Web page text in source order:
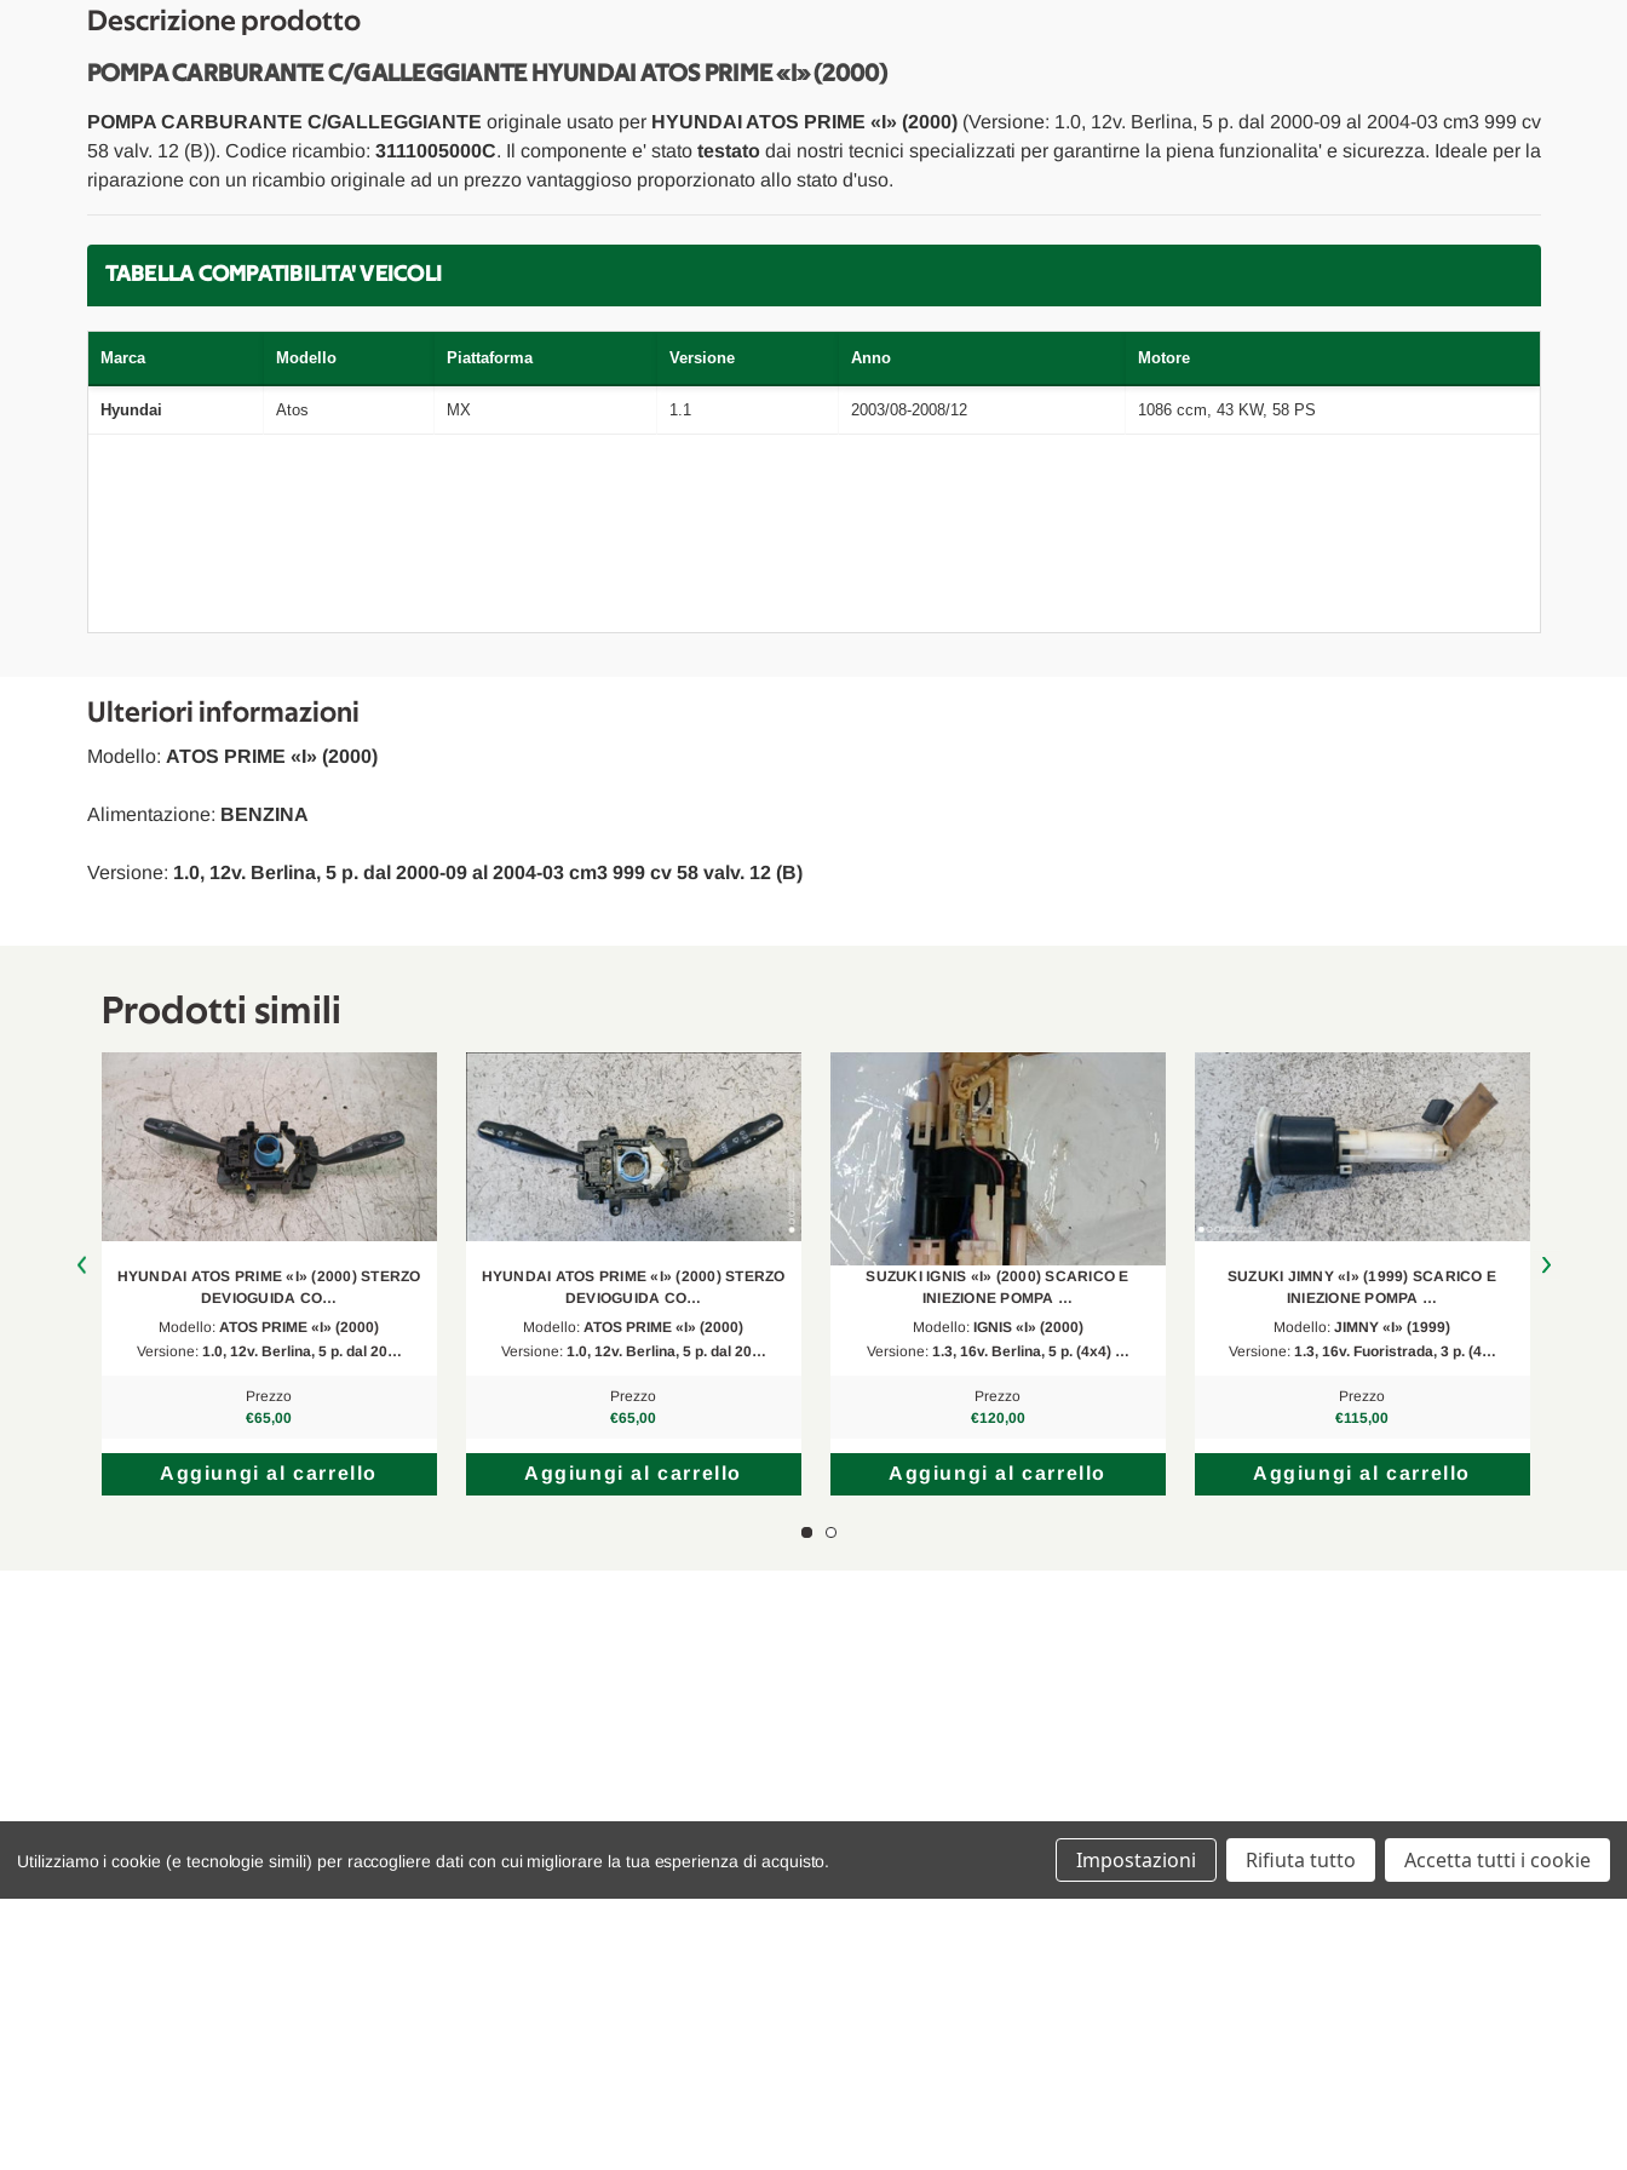
CARBURANTE
C/GALLEGGIANTE
USATO
Da
2000
A
2004
USATO
Da
2000
A
Descrizione prodotto
POMPA CARBURANTE C/GALLEGGIANTE HYUNDAI ATOS PRIME «I» (2000)
POMPA CARBURANTE C/GALLEGGIANTE originale usato per HYUNDAI ATOS PRIME «I» (2000)(Versione: 1.0, 12v. Berlina, 5 p. dal 2000-09 al 2004-03 cm3 999 cv
58 valv. 12 (B)). Codice ricambio: 3111005000C. Il componente e' stato testatodai nostri tecnici specializzati per garantirne la piena funzionalita' e sicurezza. Ideale per la
riparazione con un ricambio originale ad un prezzo vantaggioso proporzionato allo stato d'uso.
TABELLA COMPATIBILITA' VEICOLI
Marca Modello Piattaforma Versione Anno Motore
Hyundai Atos MX 1.1 2003/08-2008/12 1086 ccm, 43 KW, 58 PS
Ulteriori informazioni
Modello: ATOS PRIME «I» (2000)
Versione: 1.0, 12v. Berlina, 5 p. dal 2000-09 al 2004-03 cm3 999 cv 58 valv. 12 (B)
Alimentazione: BENZINA
Prodotti simili
HYUNDAI ATOS PRIME «I» (2000) STERZO
DEVIOGUIDA CO…
Modello: ATOS PRIME «I» (2000)
Versione: 1.0, 12v. Berlina, 5 p. dal 20…
Prezzo
€65,00
Aggiungi al carrello
HYUNDAI ATOS PRIME «I» (2000) STERZO
DEVIOGUIDA CO…
Modello: ATOS PRIME «I» (2000)
Versione: 1.0, 12v. Berlina, 5 p. dal 20…
Prezzo
€65,00
Aggiungi al carrello
SUZUKI IGNIS «I» (2000) SCARICO E
INIEZIONE POMPA …
Modello: IGNIS «I» (2000)
Versione: 1.3, 16v. Berlina, 5 p. (4x4) …
Prezzo
€120,00
Aggiungi al carrello
SUZUKI JIMNY «I» (1999) SCARICO E
INIEZIONE POMPA …
Modello: JIMNY «I» (1999)
Versione: 1.3, 16v. Fuoristrada, 3 p. (4…
Prezzo
€115,00
Aggiungi al carrello
Utilizziamo i cookie (e tecnologie simili) per raccogliere dati con cui migliorare la tua esperienza di acquisto. Impostazioni Rifiuta tutto Accetta tutti i cookie